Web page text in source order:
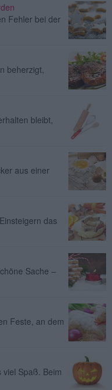
Fehler bei der
beherzigt,
bleibt,
aus einer
das
Sache –
Feste, an dem
viel Spaß. Beim